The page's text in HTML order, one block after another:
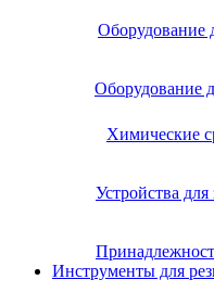
Оборудование
Оборудование
Химические
Устройства
Инструменты для